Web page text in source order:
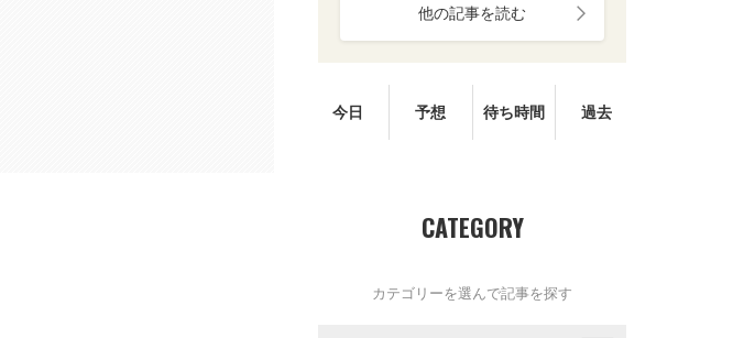
他の記事を読む
今日 予想 待ち時間 過去
CATEGORY
カテゴリーを選んで記事を探す